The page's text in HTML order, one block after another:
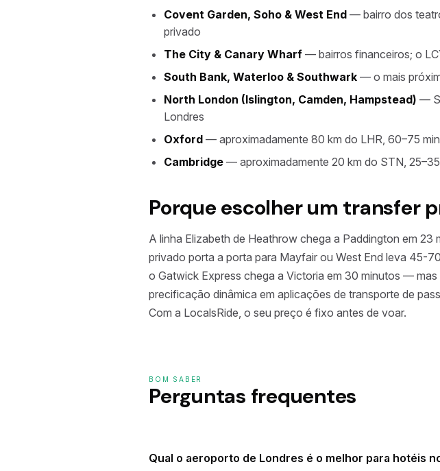
Covent Garden, Soho & West End — bairro dos
privado
The City & Canary Wharf — bairros financeiros; o
South Bank, Waterloo & Southwark — o mais
North London (Islington, Camden, Hampstead) —
Londres
Oxford — aproximadamente 80 km do LHR, 60–75
Cambridge — aproximadamente 20 km do STN,
Porque escolher um transfer
A linha Elizabeth de Heathrow chega a Paddington em
privado porta a porta para Mayfair ou West End leva 45-
o Gatwick Express chega a Victoria em 30 minutos —
precificação dinâmica em aplicações de transporte de
Com a LocalsRide, o seu preço é fixo antes de voar.
BOM SABER
Perguntas frequentes
Qual o aeroporto de Londres é o melhor para hotéis